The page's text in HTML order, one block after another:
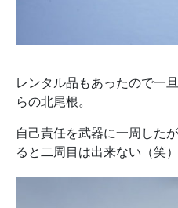
レンタル品もあったので一
らの北尾根。
自己責任を武器に一周した
ると二周目は出来ない（笑）